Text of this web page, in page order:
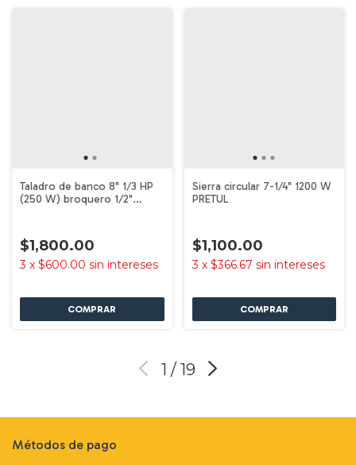
Taladro de banco 8" 1/3 HP
(250 W) broquero 1/2"
$1,800.00
3 x $600.00 sin intereses
Sierra circular 7-1/4" 1200 W
PRETUL
$1,100.00
3 x $366.67 sin intereses
1 / 19
Métodos de pago